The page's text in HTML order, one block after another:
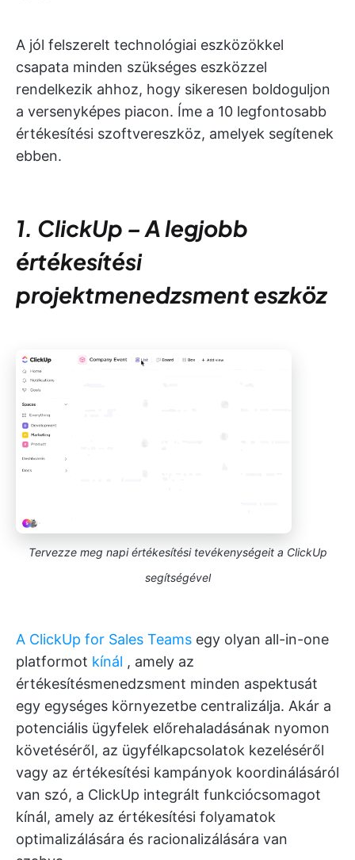
A jól felszerelt technológiai eszközökkel
csapata minden szükséges eszközzel
rendelkezik ahhoz, hogy sikeresen boldoguljon
a versenyképes piacon. Íme a 10 legfontosabb
értékesítési szoftvereszköz, amelyek segítenek
ebben.
1. ClickUp – A legjobb
értékesítési
projektmenedzsment eszköz
Tervezze meg napi értékesítési tevékenységeit a ClickUp
segítségével
A ClickUp for Sales Teams egy olyan all-in-one
platformot kínál , amely az
értékesítésmenedzsment minden aspektusát
egy egységes környezetbe centralizálja. Akár a
potenciális ügyfelek előrehaladásának nyomon
követéséről, az ügyfélkapcsolatok kezeléséről
vagy az értékesítési kampányok koordinálásáról
van szó, a ClickUp integrált funkciócsomagot
kínál, amely az értékesítési folyamatok
optimalizálására és racionalizálására van